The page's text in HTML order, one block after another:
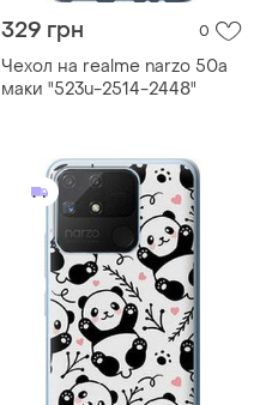
329 грн 0
Чехол на realme narzo 50a
маки "523u-2514-2448"